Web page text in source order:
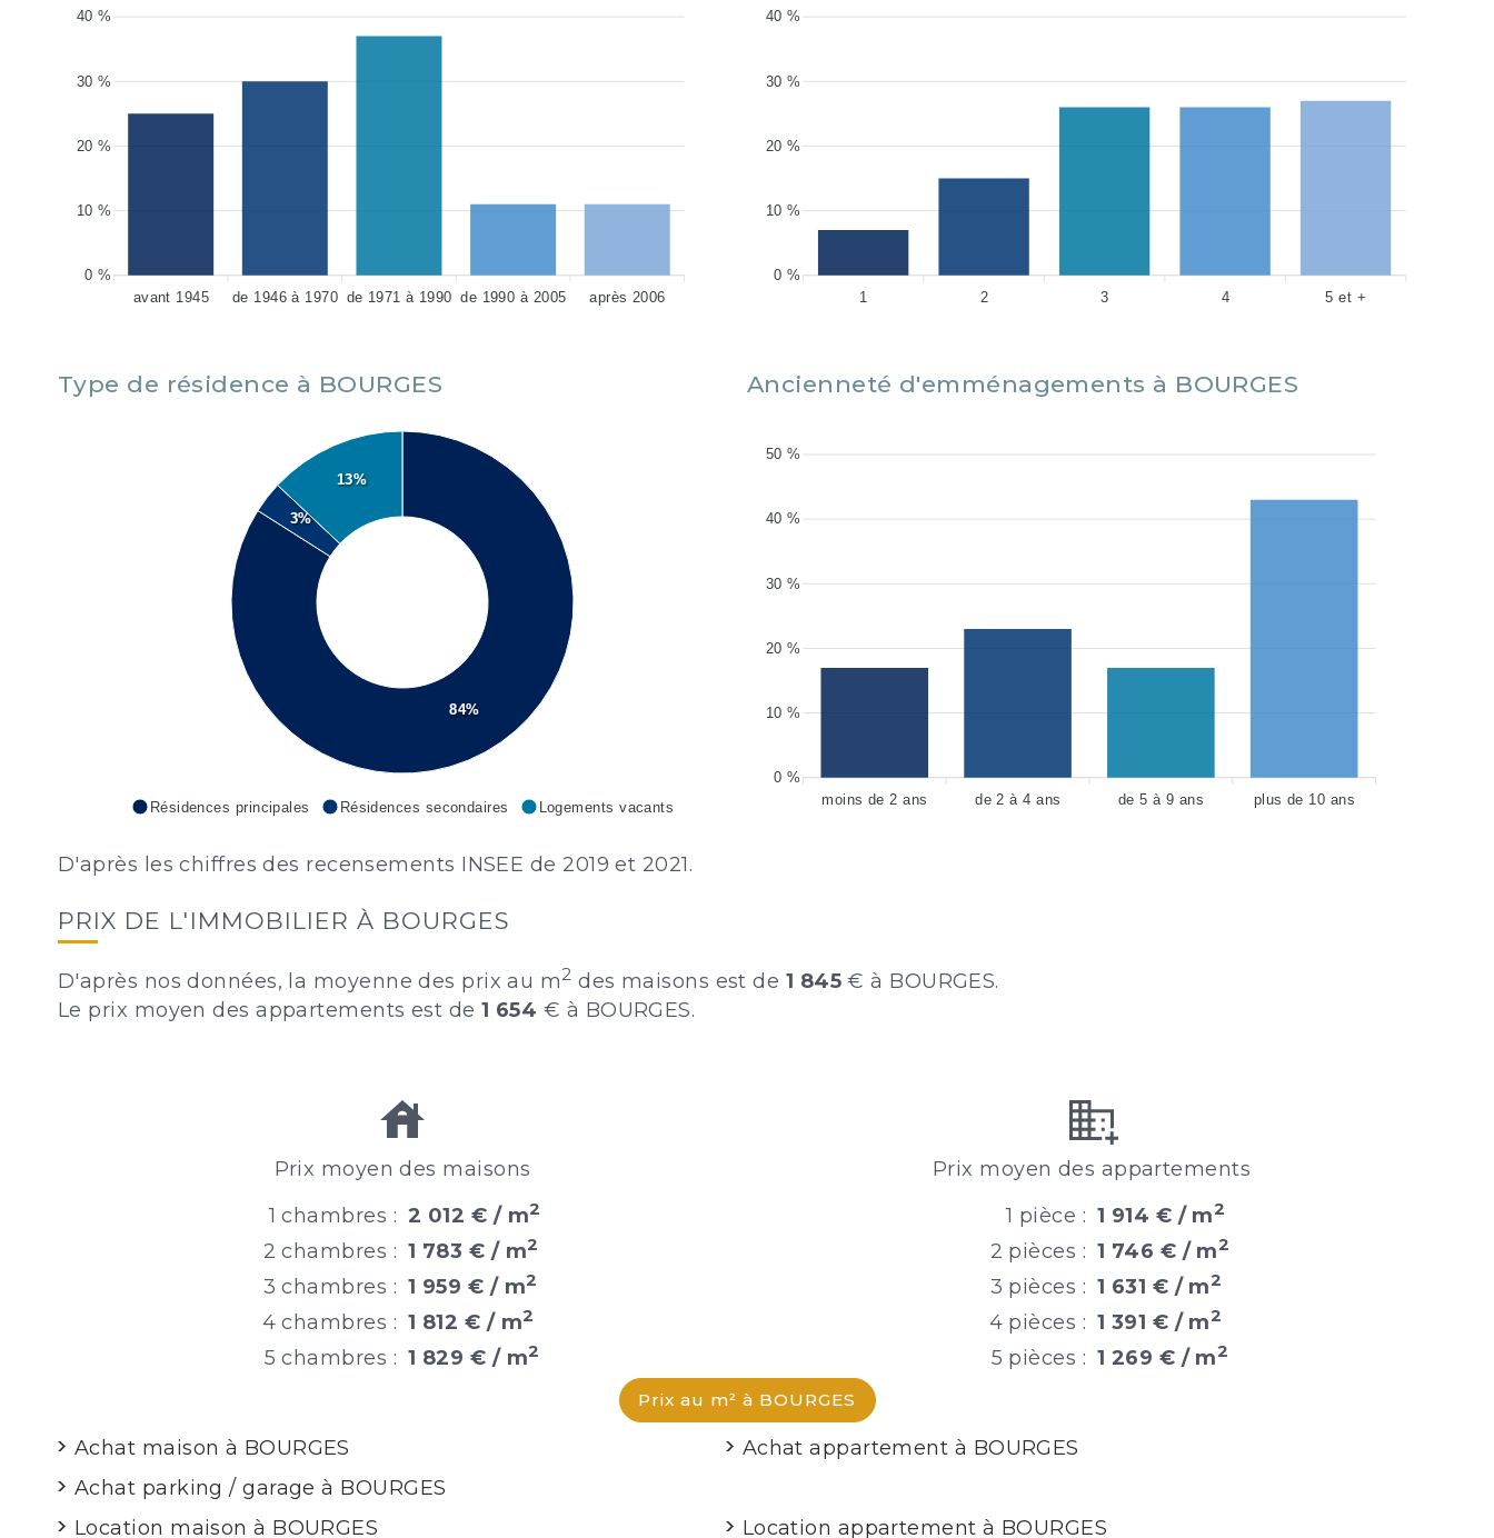
40 %
30 %
20 %
10 %
0 %
avant 1945
de 1946 à 1970 de 1971 à 1990 de 1990 à 2005 après 2006
40 %
30 %
20 %
10 %
0 %
1
2 3 4 5 et +
Type de résidence à BOURGES
84%
3%
13%
Résidences principales Résidences secondaires Logements vacants
Ancienneté d'emménagements à BOURGES
50 %
40 %
30 %
20 %
10 %
0 %
moins de 2 ans
de 2 à 4 ans de 5 à 9 ans plus de 10 ans
D'après les chiffres des recensements INSEE de 2019 et 2021.
PRIX DE L'IMMOBILIER À BOURGES
D'après nos données, la moyenne des prix au m2 des maisons est de 1 845€ à BOURGES.
Le prix moyen des appartements est de1 654 € à BOURGES.
Prix moyen des maisons
1 chambres : 2 012 € / m2
2 chambres : 1 783 € / m2
3 chambres : 1 959 € / m2
4 chambres : 1 812 € / m2
5 chambres : 1 829 € / m2
Prix moyen des appartements
1 pièce : 1 914 € / m2
2 pièces : 1 746 € / m2
3 pièces : 1 631 € / m2
4 pièces : 1 391 € / m2
5 pièces : 1 269 € / m2
Prix au m² à BOURGES
Achat maison à BOURGES
Achat appartement à BOURGES
Achat parking / garage à BOURGES
Location maison à BOURGES
Location appartement à BOURGES